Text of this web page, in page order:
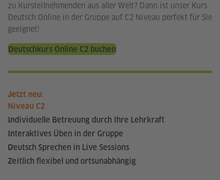
zu Kursteilnehmenden aus aller Welt? Dann ist unser Kurs
Deutsch Online in der Gruppe auf C2 Niveau perfekt für Sie
geeignet!
Deutschkurs Online C2 buchen
Jetzt neu:
Niveau C2
Individuelle Betreuung durch Ihre Lehrkraft
Interaktives Üben in der Gruppe
Deutsch Sprechen in Live Sessions
Zeitlich flexibel und ortsunabhängig